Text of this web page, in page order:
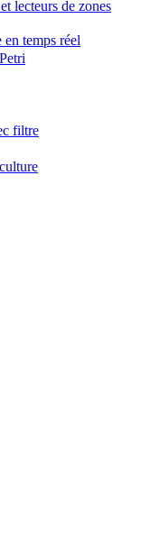
lecteurs de zones
en temps réel
filtre